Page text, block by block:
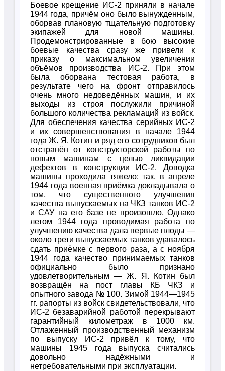
Боевое крещение ИС-2 приняли в начале
1944 года, причём оно было вынужденным,
оборвав плановую тщательную подготовку
экипажей для новой машины.
Продемонстрированные в бою высокие
боевые качества сразу же привели к
приказу о максимальном увеличении
объёмов производства ИС-2. При этом
была оборвана тестовая работа, в
результате чего на фронт отправилось
очень много недоведённых машин, и их
выходы из строя послужили причиной
большого количества рекламаций из войск.
Для обеспечения качества серийных ИС-2
и их совершенствования в начале 1944
года Ж. Я. Котин и ряд его сотрудников был
отстранён от конструкторской работы по
новым машинам с целью ликвидации
дефектов в конструкции ИС-2. Доводка
машины проходила тяжело: так, в апреле
1944 года военная приёмка докладывала о
том, что существенного улучшения
качества выпускаемых на ЧКЗ танков ИС-2
и САУ на его базе не произошло. Однако
летом 1944 года проводимая работа по
улучшению качества дала первые плоды —
около трети выпускаемых танков удавалось
сдать приёмке с первого раза, а с ноября
1944 года качество принимаемых танков
официально было признано
удовлетворительным — Ж. Я. Котин был
возвращён на пост главы КБ ЧКЗ и
опытного завода № 100. Зимой 1944—1945
гг. рапорты из войск свидетельствовали, что
ИС-2 безаварийной работой перекрывают
гарантийный километраж в 1000 км.
Отлаженный производственный механизм
по выпуску ИС-2 привёл к тому, что
машины 1945 года выпуска считались
довольно надёжными и
нетребовательными при эксплуатации.